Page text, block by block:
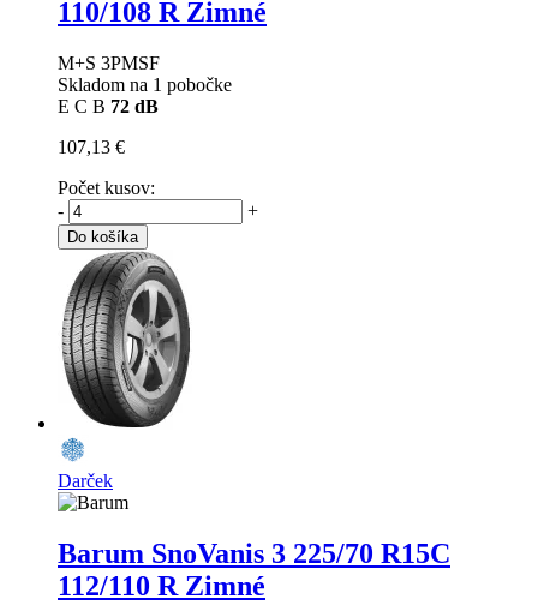
110/108 R Zimné
M+S 3PMSF
Skladom na 1 pobočke
E C B 72 dB
107,13 €
Počet kusov:
-
+
Do košíka
Darček
Barum SnoVanis 3 225/70 R15C
112/110 R Zimné